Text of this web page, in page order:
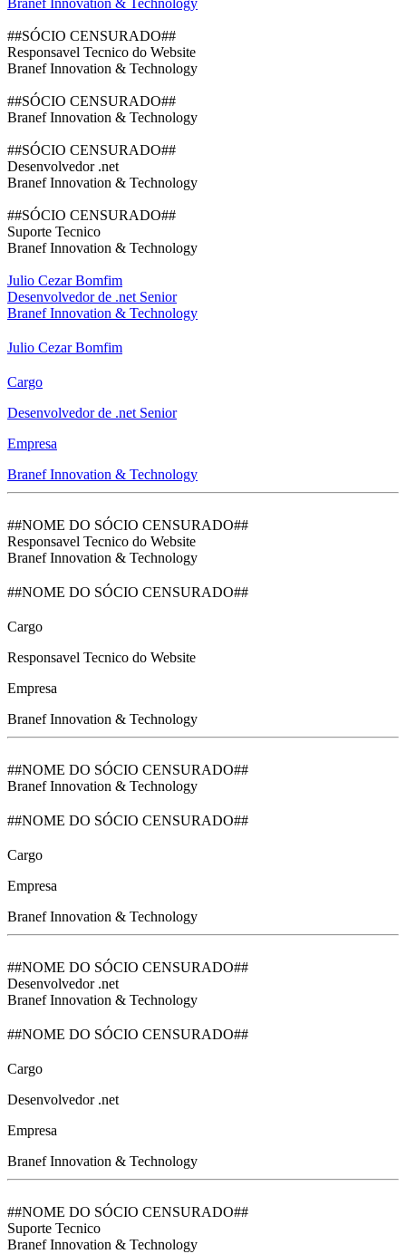
Branef Innovation & Technology
##SÓCIO CENSURADO##
Responsavel Tecnico do Website
Branef Innovation & Technology
##SÓCIO CENSURADO##
Branef Innovation & Technology
##SÓCIO CENSURADO##
Desenvolvedor .net
Branef Innovation & Technology
##SÓCIO CENSURADO##
Suporte Tecnico
Branef Innovation & Technology
Julio Cezar Bomfim
Desenvolvedor de .net Senior
Branef Innovation & Technology
Julio Cezar Bomfim
Cargo
Desenvolvedor de .net Senior
Empresa
Branef Innovation & Technology
##NOME DO SÓCIO CENSURADO##
Responsavel Tecnico do Website
Branef Innovation & Technology
##NOME DO SÓCIO CENSURADO##
Cargo
Responsavel Tecnico do Website
Empresa
Branef Innovation & Technology
##NOME DO SÓCIO CENSURADO##
Branef Innovation & Technology
##NOME DO SÓCIO CENSURADO##
Cargo
Empresa
Branef Innovation & Technology
##NOME DO SÓCIO CENSURADO##
Desenvolvedor .net
Branef Innovation & Technology
##NOME DO SÓCIO CENSURADO##
Cargo
Desenvolvedor .net
Empresa
Branef Innovation & Technology
##NOME DO SÓCIO CENSURADO##
Suporte Tecnico
Branef Innovation & Technology